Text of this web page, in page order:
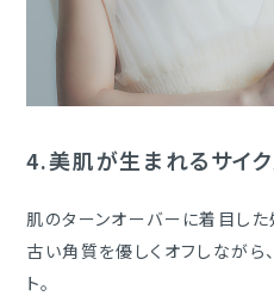
4.美肌が生まれるサイ
肌のターンオーバーに着目した
古い角質を優しくオフしながら
ト。